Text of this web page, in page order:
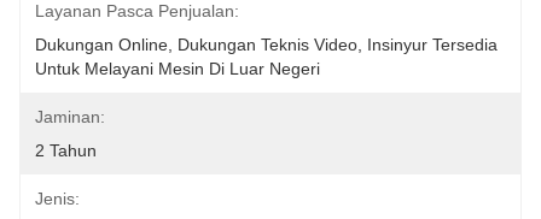
Layanan Pasca Penjualan:
Dukungan Online, Dukungan Teknis Video, Insinyur Tersedia
Untuk Melayani Mesin Di Luar Negeri
Jaminan:
2 Tahun
Jenis: